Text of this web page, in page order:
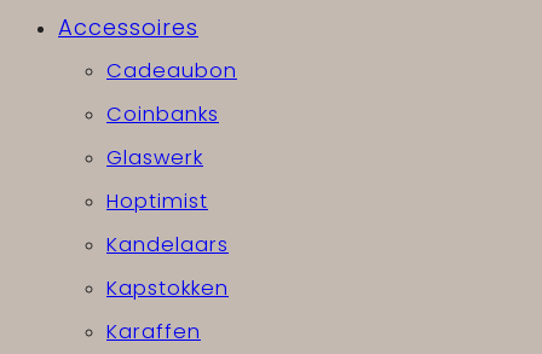
Accessoires
Cadeaubon
Coinbanks
Glaswerk
Hoptimist
Kandelaars
Kapstokken
Karaffen